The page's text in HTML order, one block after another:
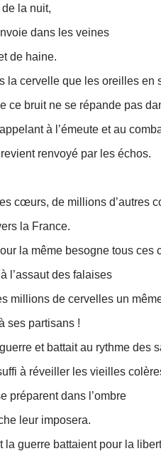
la nuit,
dans les veines
de haine.
la cervelle que les oreilles en
ce bruit ne se répande pas
à l’émeute et au
renvoyé par les échos.
cœurs, de millions d’autres
la France.
la même besogne tous ces
l’assaut des falaises
millions de cervelles un
ses partisans !
et battait au rythme des
à réveiller les vieilles
préparent dans l’ombre
leur imposera.
guerre battaient pour la